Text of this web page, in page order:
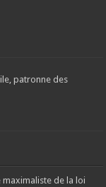
patronne des
maximaliste de la loi